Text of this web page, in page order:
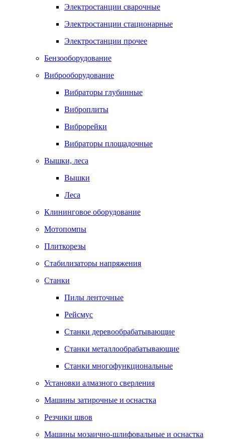
Электростанции сварочные
Электростанции стационарные
Электростанции прочее
Бензооборудование
Виброоборудование
Вибраторы глубинные
Виброплиты
Виброрейки
Вибраторы площадочные
Вышки, леса
Вышки
Леса
Клининговое оборудование
Мотопомпы
Плиткорезы
Стабилизаторы напряжения
Станки
Пилы ленточные
Рейсмус
Станки деревообрабатывающие
Станки металлообрабатывающие
Станки многофункциональные
Установки алмазного сверления
Машины затирочные и оснастка
Резчики швов
Машины мозаично-шлифовальные и оснастка